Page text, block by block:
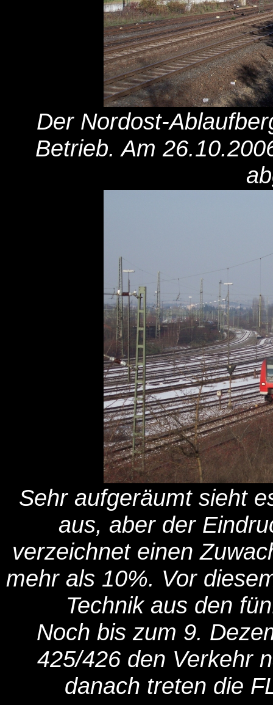
Der Nordost-
Betrieb. Am
Sehr aufgeräumt sieht
aus, aber der
verzeichnet einen
mehr als 10%. Vor
Technik aus den
Noch bis zum 9.
425/426 den Verkehr
danach treten die